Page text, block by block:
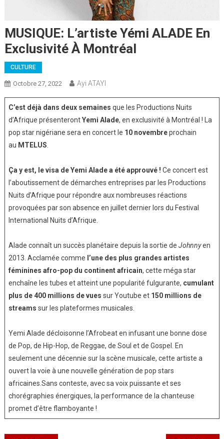
MUSIQUE: L’artiste Yémi ALADE En
Exclusivité À Montréal
CULTURE
Octobre 27, 2022 Ayi ATAYI
C’est déjà dans deux semaines que les Productions Nuits
d’Afrique présenterontYemi Alade, en exclusivité à Montréal ! La
pop star nigériane sera en concert le 10 novembreprochain
au MTELUS
Ça y est, le visa de Yemi Alade a été approuvé ! Ce concert est
l’aboutissement de démarches entreprises par les Productions
Nuits d’Afrique pour répondre aux nombreuses réactions
provoquées par son absence en juillet dernier lors du Festival
International Nuits d’Afrique.
Alade connaît un succès planétaire depuis la sortie de Johnnyen
2013. Acclamée comme l’une des plus grandes artistes
féminines afro-pop du continent africain, cette méga star
enchaîne les tubes et atteint une popularité fulgurante, cumulant
plus de 400 millions de vues sur Youtube et 150 millions de
streams sur les plateformes musicales.
Yemi Alade décloisonne l’Afrobeat en infusant une bonne dose
de Pop, de Hip-Hop, de Reggae, de Soul et de Gospel. En
seulement une décennie sur la scène musicale, cette artiste a
ouvert la voie à une nouvelle génération de pop stars
africaines.Sans conteste, avec sa voix puissante et ses
chorégraphies énergiques, la performance de la chanteuse
promet d’être flamboyante !